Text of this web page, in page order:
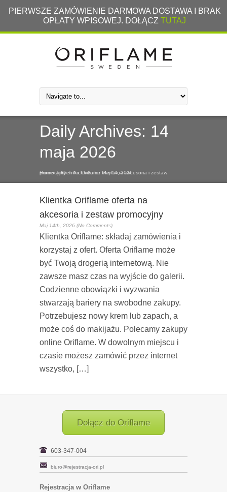
PIERWSZE ZAMÓWIENIE DARMOWA DOSTAWA I BRAK
OPŁATY WPISOWEJ. DOŁĄCZ TUTAJ
Daily Archives: 14
maja 2026
Home /
Klientka Oriflame oferta na akcesoria i zestaw promocyjny /Archives for Maj 14, 2026
Klientka Oriflame oferta na
akcesoria i zestaw promocyjny
Maj 14th, 2026 (No Comments)
Klientka Oriflame: składaj zamówienia i
korzystaj z ofert. Oferta Oriflame może
być Twoją drogerią internetową. Nie
zawsze masz czas na wyjście do galerii.
Codzienne obowiązki i wyzwania
stwarzają bariery na swobodne zakupy.
Potrzebujesz nowy krem lub zapach, a
może coś do makijażu. Polecamy zakupy
online Oriflame. W dowolnym miejscu i
czasie możesz zamówić przez internet
wszystko, […]
Dołącz do Oriflame
603-347-004
biuro@rejestracja-ori.pl
Rejestracja w Oriflame